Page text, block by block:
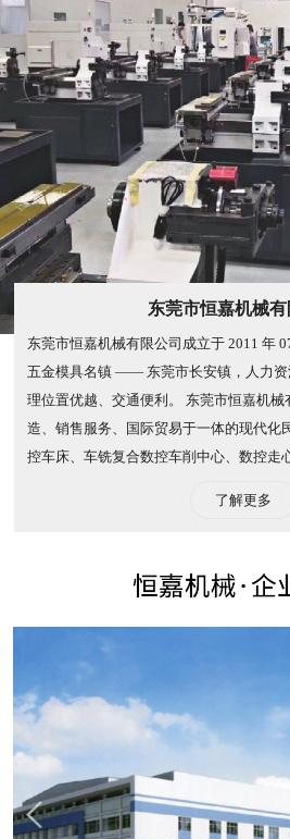
东莞市恒嘉机械有
东莞市恒嘉机械有限公司成立于 2011 年
五金模具名镇 —— 东莞市长安镇，人力资
理位置优越、交通便利。 东莞市恒嘉机械
造、销售服务、国际贸易于一体的现代化
控车床、车铣复合数控车削中心、数控走
了解更多